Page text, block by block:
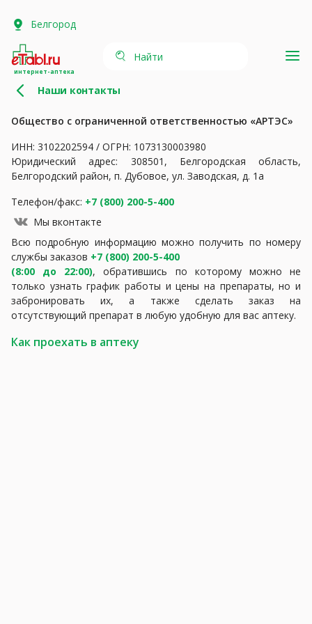
Белгород
интернет-аптека
Найти
Наши контакты
Общество с ограниченной ответственностью «АРТЭС»
ИНН: 3102202594 / ОГРН: 1073130003980
Юридический адрес: 308501, Белгородская область,
Белгородский район, п. Дубовое, ул. Заводская, д. 1а
Телефон/факс: +7 (800) 200-5-400
Мы вконтакте
Всю подробную информацию можно получить по номеру
службы заказов +7 (800) 200-5-400
(8:00 до 22:00), обратившись по которому можно не
только узнать график работы и цены на препараты, но и
забронировать их, а также сделать заказ на
отсутствующий препарат в любую удобную для вас аптеку.
Как проехать в аптеку